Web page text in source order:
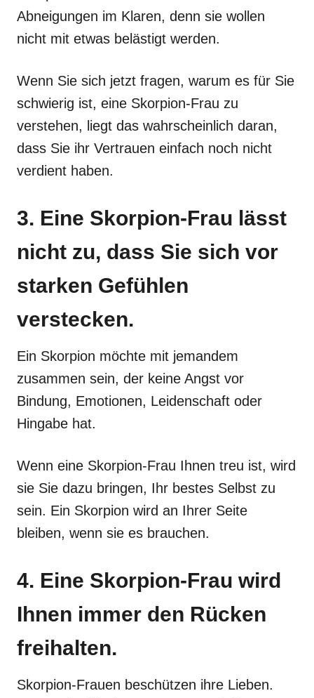
Abneigungen im Klaren, denn sie wollen
nicht mit etwas belästigt werden.
Wenn Sie sich jetzt fragen, warum es für Sie
schwierig ist, eine Skorpion-Frau zu
verstehen, liegt das wahrscheinlich daran,
dass Sie ihr Vertrauen einfach noch nicht
verdient haben.
3. Eine Skorpion-Frau lässt
nicht zu, dass Sie sich vor
starken Gefühlen
verstecken.
Ein Skorpion möchte mit jemandem
zusammen sein, der keine Angst vor
Bindung, Emotionen, Leidenschaft oder
Hingabe hat.
Wenn eine Skorpion-Frau Ihnen treu ist, wird
sie Sie dazu bringen, Ihr bestes Selbst zu
sein. Ein Skorpion wird an Ihrer Seite
bleiben, wenn sie es brauchen.
4. Eine Skorpion-Frau wird
Ihnen immer den Rücken
freihalten.
Skorpion-Frauen beschützen ihre Lieben.